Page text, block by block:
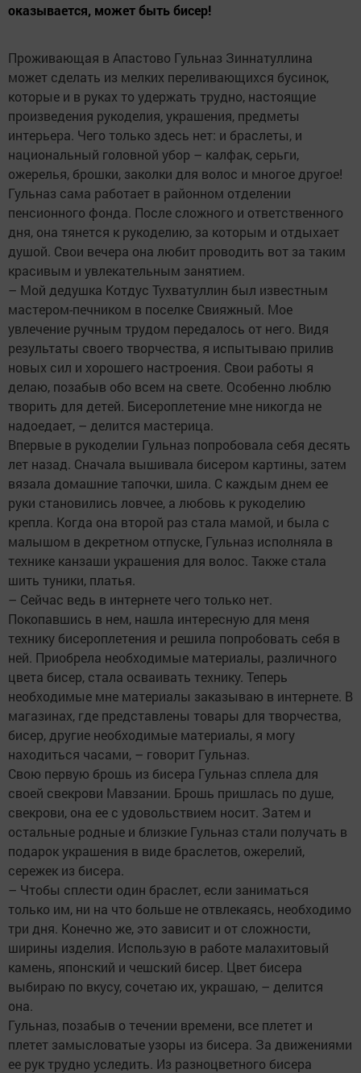
оказывается, может быть бисер!
Проживающая в Апастово Гульназ Зиннатуллина
может сделать из мелких переливающихся бусинок,
которые и в руках то удержать трудно, настоящие
произведения рукоделия, украшения, предметы
интерьера. Чего только здесь нет: и браслеты, и
национальный головной убор – калфак, серьги,
ожерелья, брошки, заколки для волос и многое другое!
Гульназ сама работает в районном отделении
пенсионного фонда. После сложного и ответственного
дня, она тянется к рукоделию, за которым и отдыхает
душой. Свои вечера она любит проводить вот за таким
красивым и увлекательным занятием.
– Мой дедушка Котдус Тухватуллин был известным
мастером-печником в поселке Свияжный. Мое
увлечение ручным трудом передалось от него. Видя
результаты своего творчества, я испытываю прилив
новых сил и хорошего настроения. Свои работы я
делаю, позабыв обо всем на свете. Особенно люблю
творить для детей. Бисероплетение мне никогда не
надоедает, – делится мастерица.
Впервые в рукоделии Гульназ попробовала себя десять
лет назад. Сначала вышивала бисером картины, затем
вязала домашние тапочки, шила. С каждым днем ее
руки становились ловчее, а любовь к рукоделию
крепла. Когда она второй раз стала мамой, и была с
малышом в декретном отпуске, Гульназ исполняла в
технике канзаши украшения для волос. Также стала
шить туники, платья.
– Сейчас ведь в интернете чего только нет.
Покопавшись в нем, нашла интересную для меня
технику бисероплетения и решила попробовать себя в
ней. Приобрела необходимые материалы, различного
цвета бисер, стала осваивать технику. Теперь
необходимые мне материалы заказываю в интернете. В
магазинах, где представлены товары для творчества,
бисер, другие необходимые материалы, я могу
находиться часами, – говорит Гульназ.
Свою первую брошь из бисера Гульназ сплела для
своей свекрови Мавзании. Брошь пришлась по душе,
свекрови, она ее с удовольствием носит. Затем и
остальные родные и близкие Гульназ стали получать в
подарок украшения в виде браслетов, ожерелий,
сережек из бисера.
– Чтобы сплести один браслет, если заниматься
только им, ни на что больше не отвлекаясь, необходимо
три дня. Конечно же, это зависит и от сложности,
ширины изделия. Использую в работе малахитовый
камень, японский и чешский бисер. Цвет бисера
выбираю по вкусу, сочетаю их, украшаю, – делится
она.
Гульназ, позабыв о течении времени, все плетет и
плетет замысловатые узоры из бисера. За движениями
ее рук трудно уследить. Из разноцветного бисера